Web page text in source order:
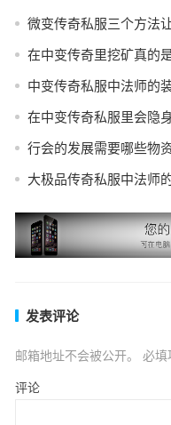
微变传奇私服三个方法
在中变传奇里挖矿真的
中变传奇私服中法师的
在中变传奇私服里会隐
行会的发展需要哪些物
大极品传奇私服中法师
发表评论
邮箱地址不会被公开。 必填
评论